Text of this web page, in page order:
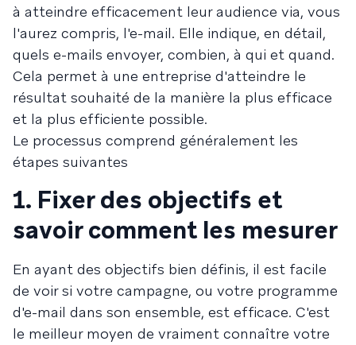
à atteindre efficacement leur audience via, vous
l'aurez compris, l'e-mail. Elle indique, en détail,
quels e-mails envoyer, combien, à qui et quand.
Cela permet à une entreprise d'atteindre le
résultat souhaité de la manière la plus efficace
et la plus efficiente possible.
Le processus comprend généralement les
étapes suivantes
1. Fixer des objectifs et
savoir comment les mesurer
En ayant des objectifs bien définis, il est facile
de voir si votre campagne, ou votre programme
d'e-mail dans son ensemble, est efficace. C'est
le meilleur moyen de vraiment connaître votre